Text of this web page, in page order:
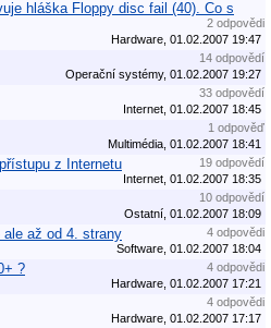
hláška Floppy disc fail (40). Co s
2 odpovědi
Hardware, 01.02.2007 19:47
14 odpovědí
Operační systémy, 01.02.2007 19:27
33 odpovědí
Internet, 01.02.2007 18:45
1 odpověď
Multimédia, 01.02.2007 18:41
z Internetu
19 odpovědí
Internet, 01.02.2007 18:35
10 odpovědí
Ostatní, 01.02.2007 18:09
až od 4. strany
4 odpovědi
Software, 01.02.2007 18:04
?
4 odpovědi
Hardware, 01.02.2007 17:21
4 odpovědi
Hardware, 01.02.2007 17:17